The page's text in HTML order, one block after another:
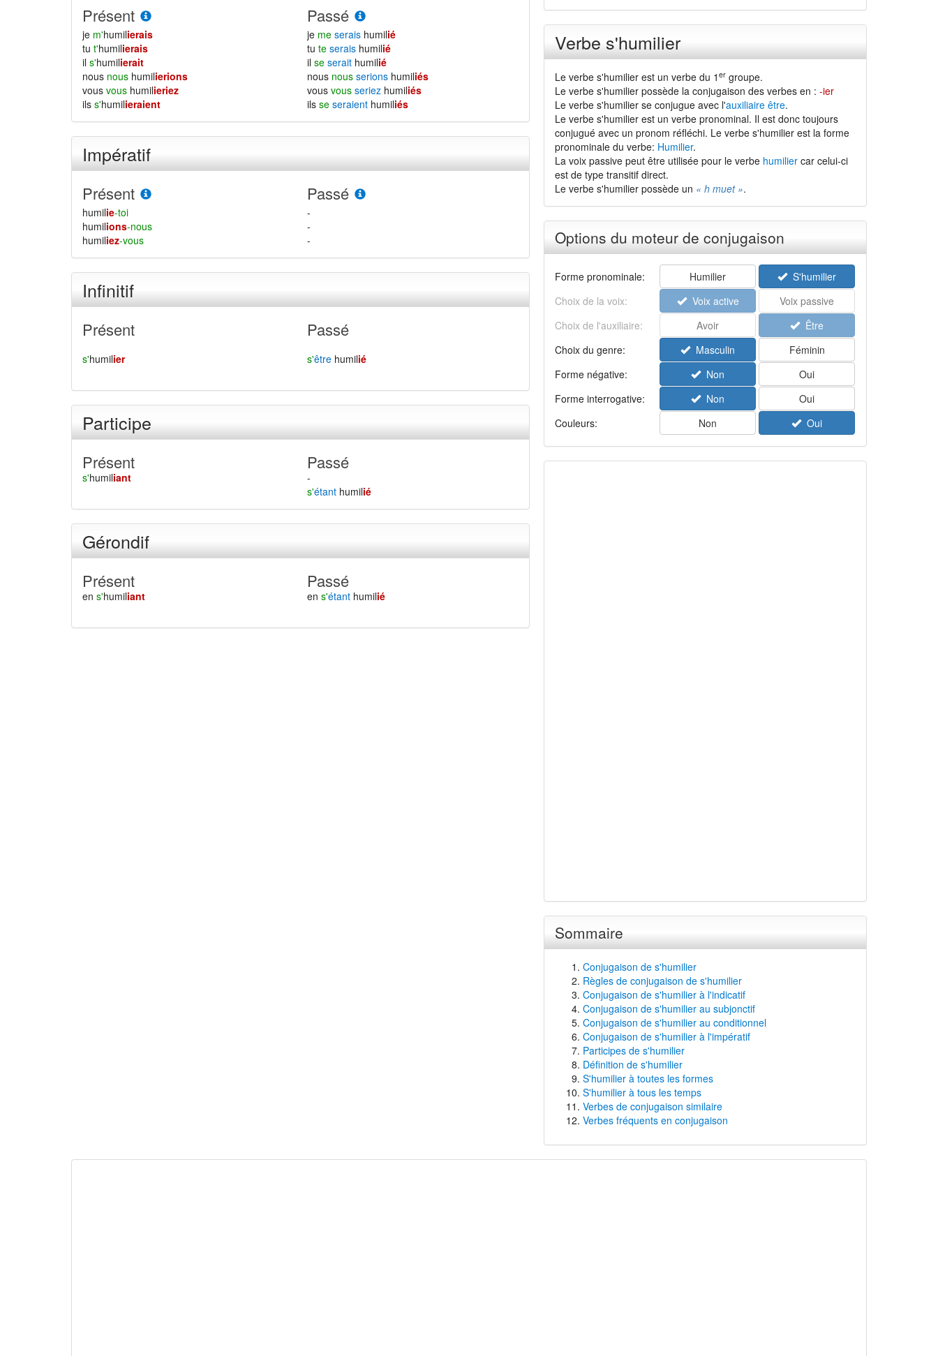
Présent
je m'humilierais
tu t'humilierais
il s'humilierait
nous nous humilierions
vous vous humilieriez
ils s'humilieraient
Passé
je meserais humilié
tuteserais humilié
ilseserait humilié
nous nousserions humiliés
vousvousseriez humiliés
ilsseseraient humiliés
Impératif
Présent
humilie-toi
humilions-nous
humiliez-vous
Passé
-
-
-
Infinitif
Présent
s'humilier
Passé
s'être humilié
Participe
Présent
s'humiliant
Passé
-
s'étant humilié
Gérondif
Présent
en s'humiliant
Passé
ens'étant humilié
Verbe s'humilier
Le verbe s'humilier est un verbe du 1 ergroupe.
Le verbe s'humilier possède la conjugaison des verbes en : -ier
Le verbe s'humilier se conjugue avec l'auxiliaire être.
Le verbe s'humilier est un verbe pronominal. Il est donc toujours
conjugué avec un pronom réfléchi. Le verbe s'humilier est la forme
pronominale du verbe: Humilier.
La voix passive peut être utilisée pour le verbe humiliercar celui-ci
est de type transitif direct.
Le verbe s'humilier possède un « h muet ».
Options du moteur de conjugaison
Forme pronominale: Humilier
S'humilier
Choix de la voix:
Voix active
Voix passive
Choix de l'auxiliaire:
Avoir
Être
Choix du genre:
Masculin
Féminin
Forme négative:
Non
Oui
Forme interrogative:
Non
Oui
Couleurs:
Non Oui
Sommaire
Conjugaison de s'humilier
Règles de conjugaison de s'humilier
Conjugaison de s'humilier à l'indicatif
Conjugaison de s'humilier au subjonctif
Conjugaison de s'humilier au conditionnel
Conjugaison de s'humilier à l'impératif
Participes de s'humilier
Définition de s'humilier
S'humilier à toutes les formes
S'humilier à tous les temps
Verbes de conjugaison similaire
Verbes fréquents en conjugaison